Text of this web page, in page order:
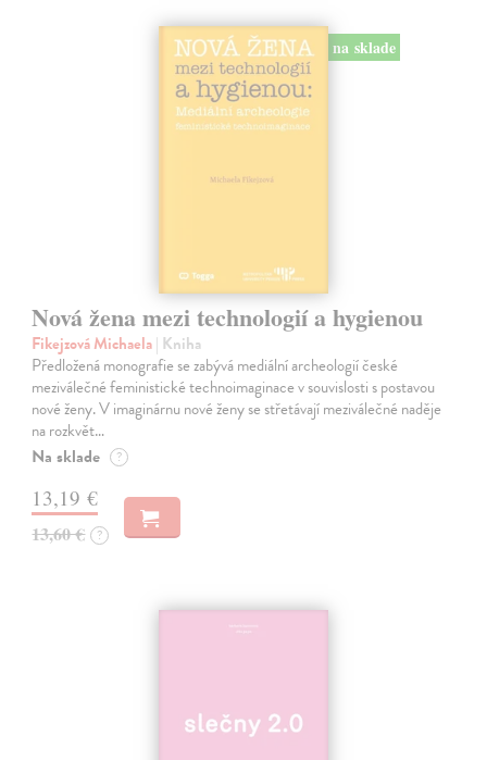
na sklade
Nová žena mezi technologií a hygienou
Fikejzová Michaela| Kniha
Předložená monografie se zabývá mediální archeologií české
meziválečné feministické technoimaginace v souvislosti s postavou
nové ženy. V imaginárnu nové ženy se střetávají meziválečné naděje
na rozkvět…
Na sklade ?
13,19 €
13,60 € ?